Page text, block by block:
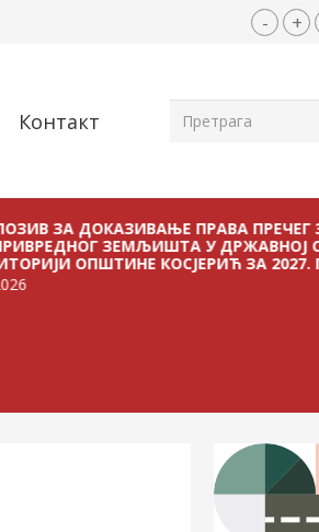
- +
Контакт
ДОКАЗИВАЊЕ ПРАВА ПРЕЧЕГ ЗАКУПА
ЗЕМЉИШТА У ДРЖАВНОЈ СВОЈИНИ
ОПШТИНЕ КОСЈЕРИЋ ЗА 2027. ГОДИНУ